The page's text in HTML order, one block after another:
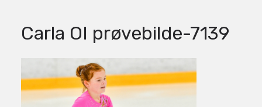
Carla OI prøvebilde-7139